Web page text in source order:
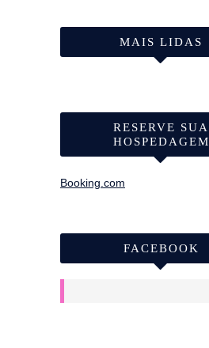
MAIS LIDAS
RESERVE SUA
HOSPEDAGEM
Booking.com
FACEBOOK